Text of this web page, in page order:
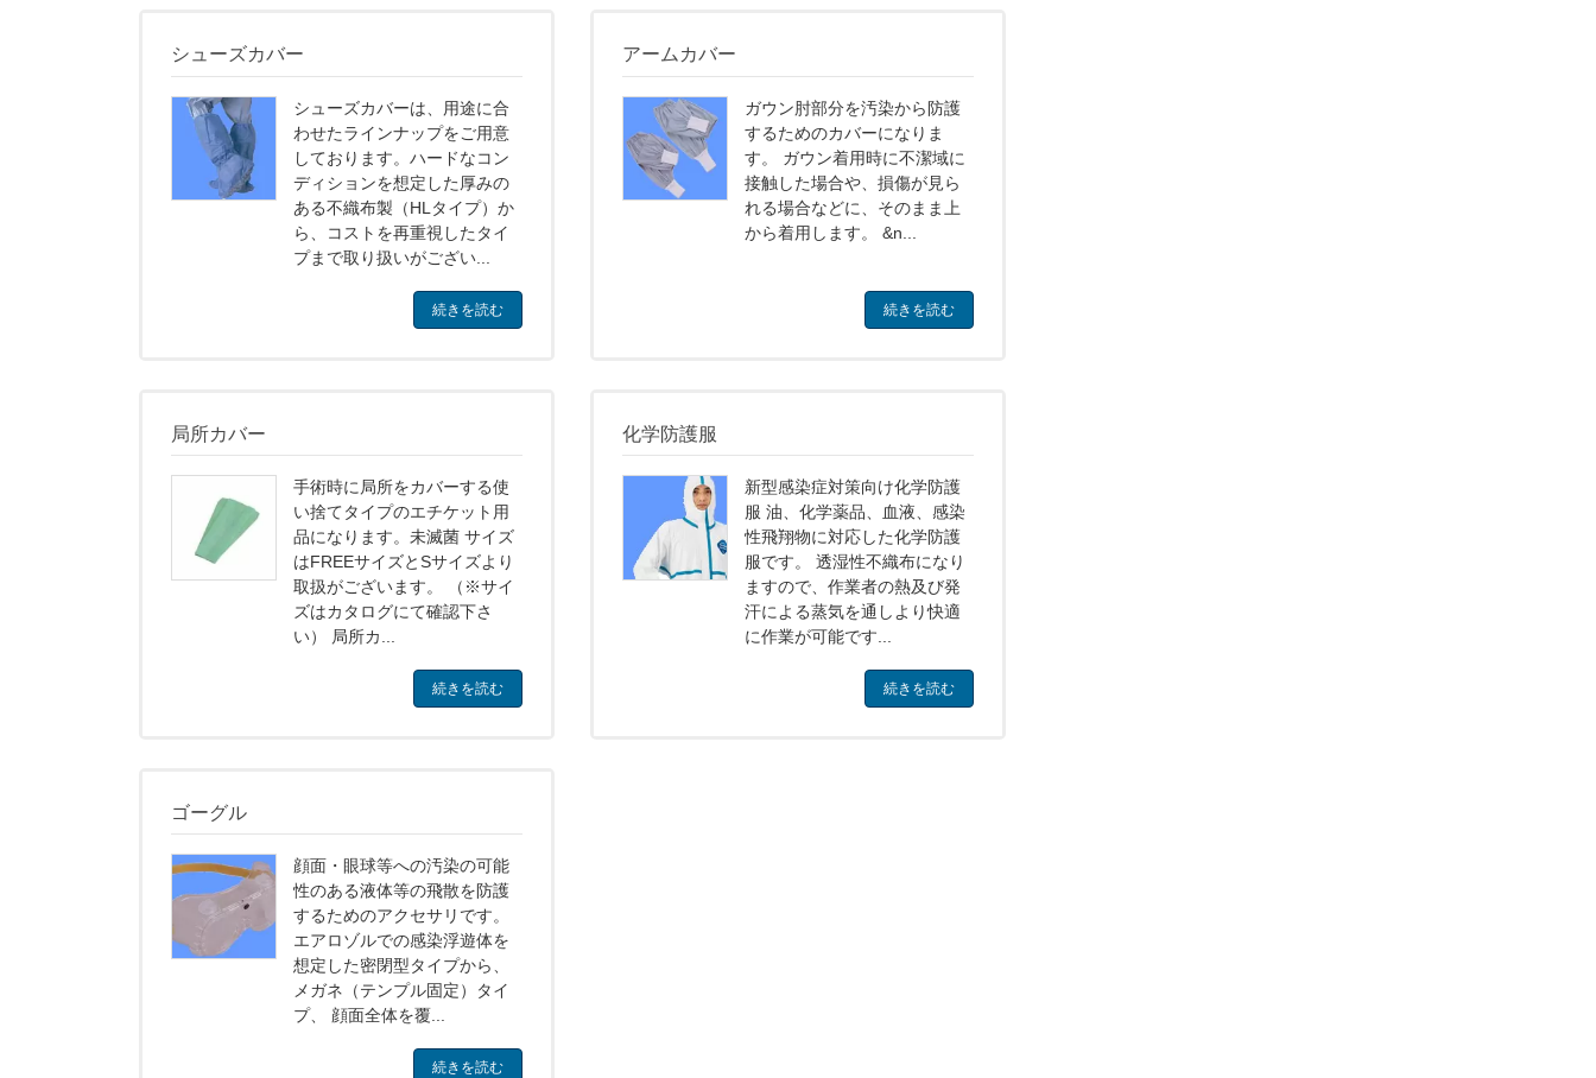
シューズカバー
シューズカバーは、用途に合
わせたラインナップをご用意
しております。ハードなコン
ディションを想定した厚みの
ある不織布製（HLタイプ）か
ら、コストを再重視したタイ
プまで取り扱いがござい...
続きを読む
アームカバー
ガウン肘部分を汚染から防護
するためのカバーになりま
す。 ガウン着用時に不潔域に
接触した場合や、損傷が見ら
れる場合などに、そのまま上
から着用します。 &n...
続きを読む
局所カバー
手術時に局所をカバーする使
い捨てタイプのエチケット用
品になります。未滅菌 サイズ
はFREEサイズとSサイズより
取扱がございます。 （※サイ
ズはカタログにて確認下さ
い） 局所カ...
続きを読む
化学防護服
新型感染症対策向け化学防護
服 油、化学薬品、血液、感染
性飛翔物に対応した化学防護
服です。 透湿性不織布になり
ますので、作業者の熱及び発
汗による蒸気を通しより快適
に作業が可能です...
続きを読む
ゴーグル
顔面・眼球等への汚染の可能
性のある液体等の飛散を防護
するためのアクセサリです。
エアロゾルでの感染浮遊体を
想定した密閉型タイプから、
メガネ（テンプル固定）タイ
プ、 顔面全体を覆...
続きを読む